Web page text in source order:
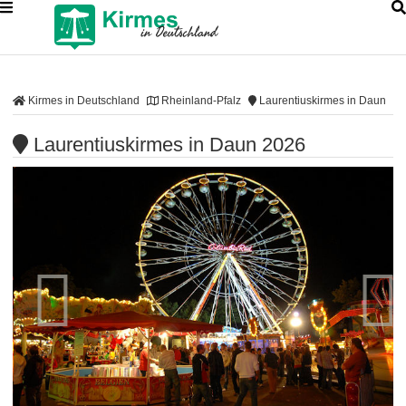
Kirmes in Deutschland Rheinland-Pfalz Laurentiuskirmes in Daun
Laurentiuskirmes in Daun 2026
 